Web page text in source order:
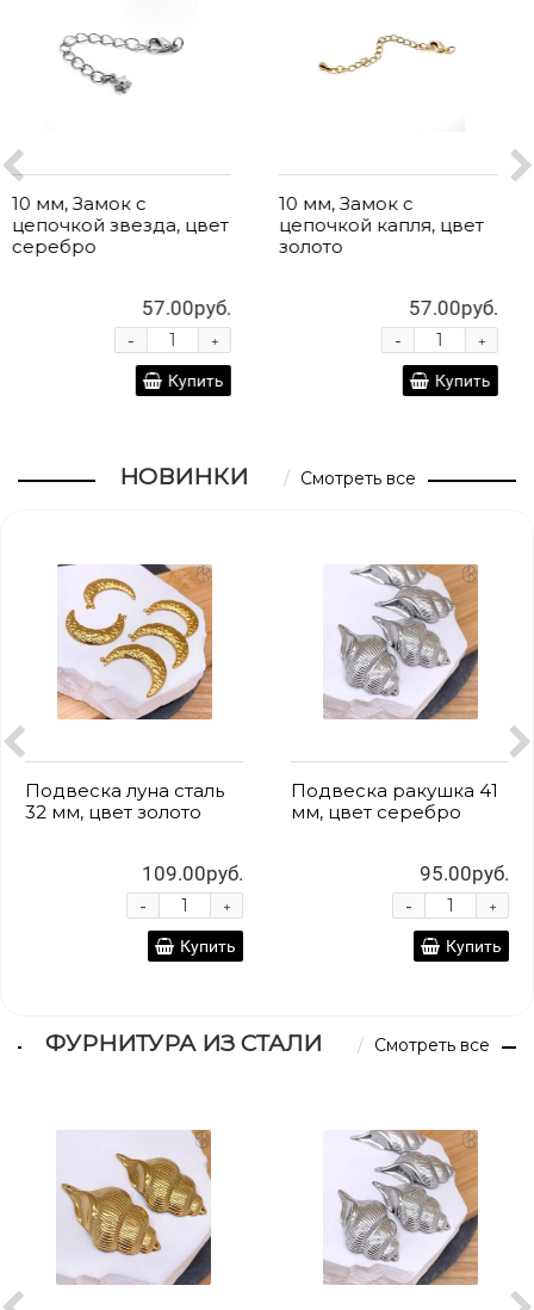
10 мм, Замок с
цепочкой капля, цвет
золото
57.00руб.
Купить
10 мм, Замок с
цепочкой капля, цвет
серебро
57.00руб.
Купить
НОВИНКИ Смотреть все
Подвеска ракушка 41
мм, цвет серебро
95.00руб.
-
Купить
Подвеска ракушка
мм, цвет золото
-
ФУРНИТУРА ИЗ СТАЛИ Смотреть все